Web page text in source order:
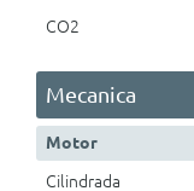
CO2
Mecanica
Motor
Cilindrada